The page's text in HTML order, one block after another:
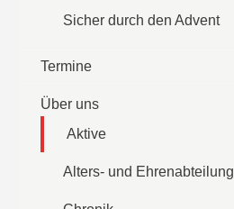
Sicher durch den Advent
Termine
Über uns
Aktive
Alters- und Ehrenabteilung